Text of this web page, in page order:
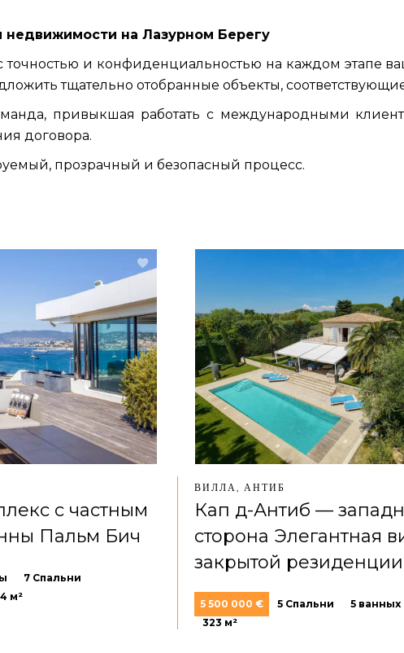
недвижимости на Лазурном Берегу
и конфиденциальностью на каждом этапе
тщательно отобранные объекты,
привыкшая работать с международными
договора.
прозрачный и безопасный процесс.
с частным
Пальм Бич
7 Спальни
м²
ВИЛЛА, АНТИБ
Кап д-Антиб —
сторона Элегантная
закрытой резиденции
5 500 000 € 5 Спальни
5 ванных
323 м²